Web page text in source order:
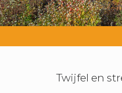
Twijfel en